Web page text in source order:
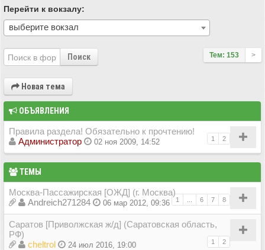
Перейти к вокзалу:
выберите вокзал
Поиск Тем: 153 >
Новая тема
ОБЪЯВЛЕНИЯ
Правила раздела! Обязательно к прочтению!
1 2
Администратор 02 ноя 2009, 14:52
ТЕМЫ
Москва-Пассажирская [ОЖД] (г. Москва)
1 6 7 8
Andreich271284 06 мар 2012, 09:36
Саратов [Приволжская ж/д] (Саратовская область,
РФ)
1 2
cheltrol 24 июл 2016, 19:00